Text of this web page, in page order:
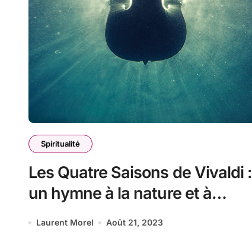
Spiritualité
Les Quatre Saisons de Vivaldi :
un hymne à la nature et à
l’harmonie, affirme le Père
Laurent Morel Août 21, 2023